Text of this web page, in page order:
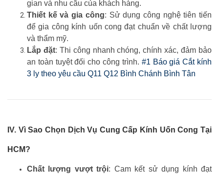
gian và nhu cầu của khách hàng.
Thiết kế và gia công: Sử dụng công nghệ tiên tiến
để gia công kính uốn cong đạt chuẩn về chất lượng
và thẩm mỹ.
Lắp đặt: Thi công nhanh chóng, chính xác, đảm bảo
an toàn tuyệt đối cho công trình. #1 Báo giá Cắt kính
3 ly theo yêu cầu Q11 Q12 Bình Chánh Bình Tân
IV. Vì Sao Chọn Dịch Vụ Cung Cấp Kính Uốn Cong Tại
HCM?
Chất lượng vượt trội: Cam kết sử dụng kính đạt